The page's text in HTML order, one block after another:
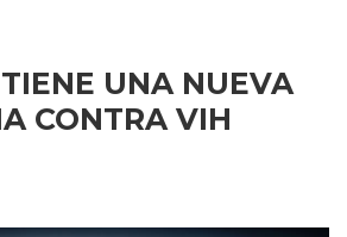
UNA NUEVA
CONTRA VIH